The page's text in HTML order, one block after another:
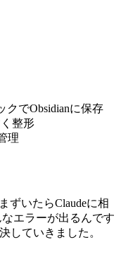
クでObsidianに保存
整形
理
ずいたらClaudeに相
エラーが出るんです
していきました。